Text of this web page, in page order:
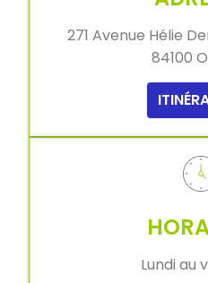
271 Avenue Hélie
84100
Lundi au